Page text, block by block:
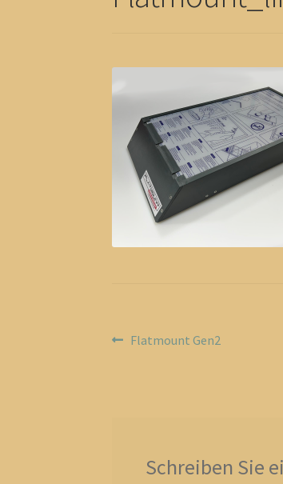
Vorheriger
Flatmount Gen2
Schreiben Sie